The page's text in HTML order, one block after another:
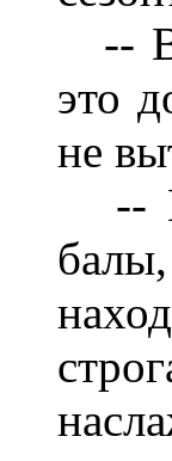
--
это
не
--